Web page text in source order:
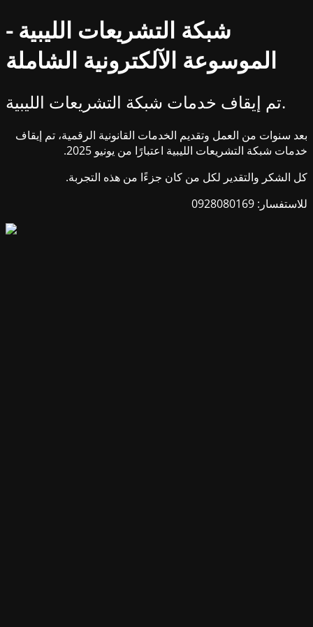
شبكة التشريعات الليبية -
الموسوعة الآلكترونية الشاملة
تم إيقاف خدمات شبكة التشريعات الليبية.
بعد سنوات من العمل وتقديم الخدمات القانونية الرقمية، تم إيقاف
خدمات شبكة التشريعات الليبية اعتبارًا من يونيو 2025.
كل الشكر والتقدير لكل من كان جزءًا من هذه التجربة.
للاستفسار: 0928080169